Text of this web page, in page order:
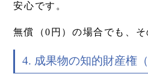
安心です。
無償（0円）の場合でも、そ
4. 成果物の知的財産権